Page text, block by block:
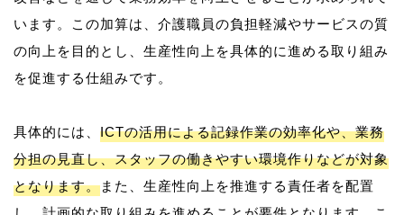
います。この加算は、介護職員の負担軽減やサービスの質
の向上を目的とし、生産性向上を具体的に進める取り組み
を促進する仕組みです。
具体的には、 ICTの活用による記録作業の効率化や、業務
分担の見直し、スタッフの働きやすい環境作りなどが対象
となります。また、生産性向上を推進する責任者を配置